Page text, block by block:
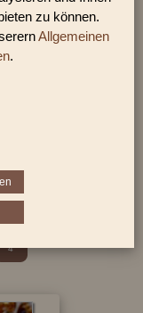
facettierte
und viele weiter
4
zu können.
Allgemeinen
.